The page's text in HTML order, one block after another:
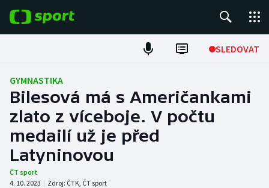
SLEDOVAT
Fotbal
Hokej
Tenis
Atletika
GYMNASTIKA
Bilesová má s Američankami
zlato z víceboje. V počtu
medailí už je před
Latyninovou
ČT sport
4. 10. 2023 | Zdroj: ČTK, ČT sport